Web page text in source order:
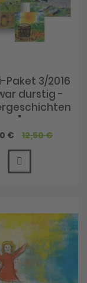
Paket 3/2016
durstig -
"
€ 12,50 €